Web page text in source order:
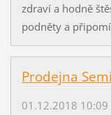
zdraví a hodně
podněty a
Prodejna
01.12.2018 10:09